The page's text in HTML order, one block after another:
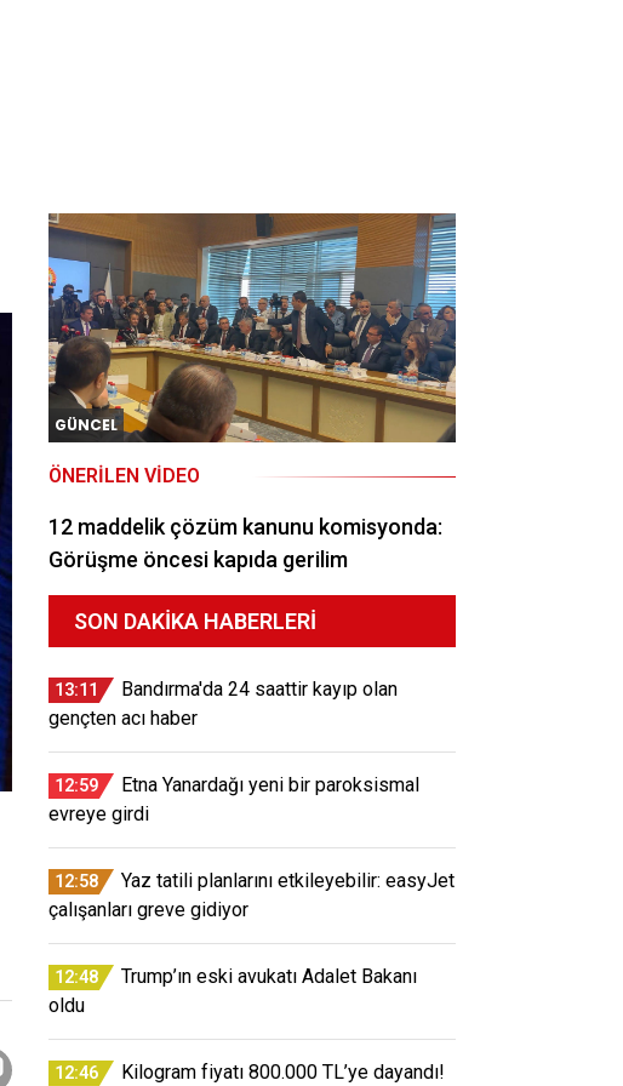
GÜNCEL
ÖNERILEN VIDEO
12 maddelik çözüm kanunu komisyonda:
Görüşme öncesi kapıda gerilim
SON DAKIKA HABERLERI
13:11
Bandırma'da 24 saattir kayıp olan
gençten acı haber
12:59
Etna Yanardağı yeni bir paroksismal
evreye girdi
12:58
Yaz tatili planlarını etkileyebilir: easyJet
çalışanları greve gidiyor
12:48
Trump’ın eski avukatı Adalet Bakanı
oldu
12:46
Kilogram fiyatı 800.000 TL’ye dayandı!